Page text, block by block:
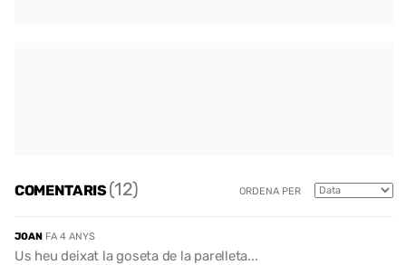
COMENTARIS(12) ORDENA PER
JOAN FA 4 ANYS
Us heu deixat la goseta de la parelleta...